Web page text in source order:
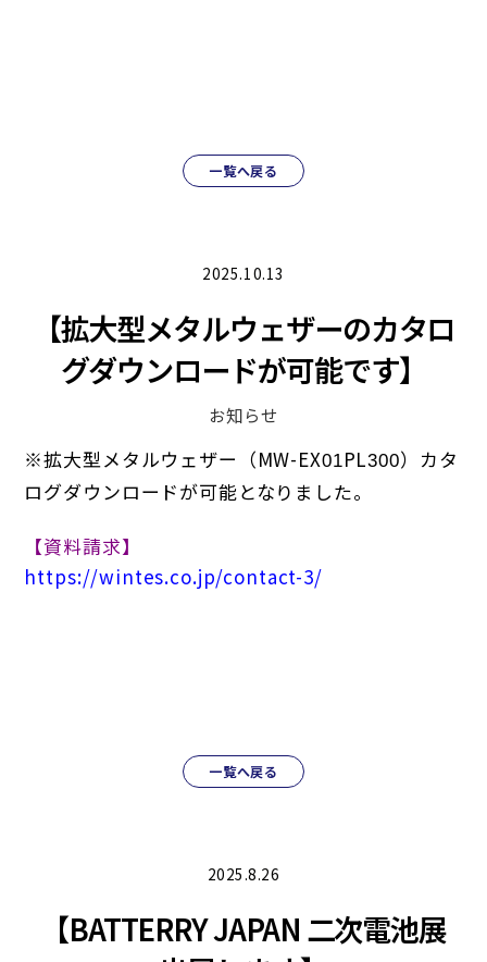
一覧へ戻る
2025.10.13
【拡大型メタルウェザーのカタロ
グダウンロードが可能です】
お知らせ
※拡大型メタルウェザー（MW-EX01PL300）カタ
ログダウンロードが可能となりました。
【資料請求】
https://wintes.co.jp/contact-3/
一覧へ戻る
2025.8.26
【BATTERRY JAPAN 二次電池展